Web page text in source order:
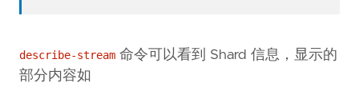
describe-stream 命令可以看到 Shard 信息，显示的
部分内容如